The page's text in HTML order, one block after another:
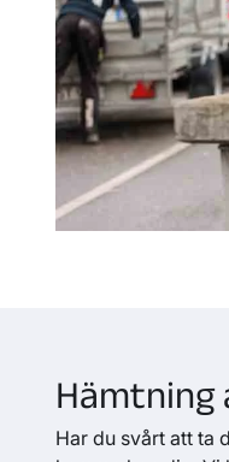
11A, 13A
12A
3B
Hämtning
Har du svårt att ta